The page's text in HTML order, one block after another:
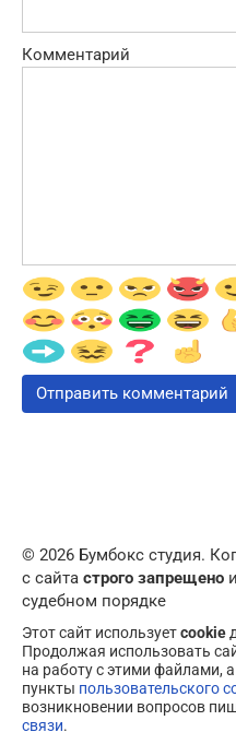
Комментарий
© 2026 Бумбокс студия.
с сайта строго запрещено
судебном порядке
Этот сайт используетcookie
Продолжая использовать
на работу с этими файлами,
пункты пользовательского
возникновении вопросов
связи.